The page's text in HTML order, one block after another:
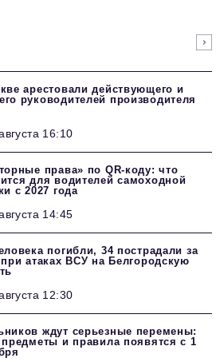
арестовали действующего и
руководителей производителя
16:10
права» по QR-коду: что
для водителей самоходной
с 2027 года
14:45
погибли, 34 пострадали за
при атаках ВСУ на Белгородскую
12:30
ждут серьезные перемены:
предметы и правила появятся с 1